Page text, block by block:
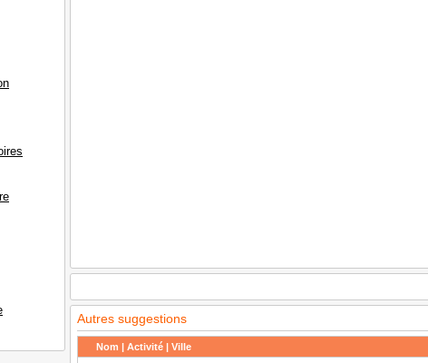
Autres suggestions
Nom | Activité | Ville